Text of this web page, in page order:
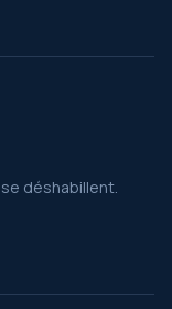
déshabillent.